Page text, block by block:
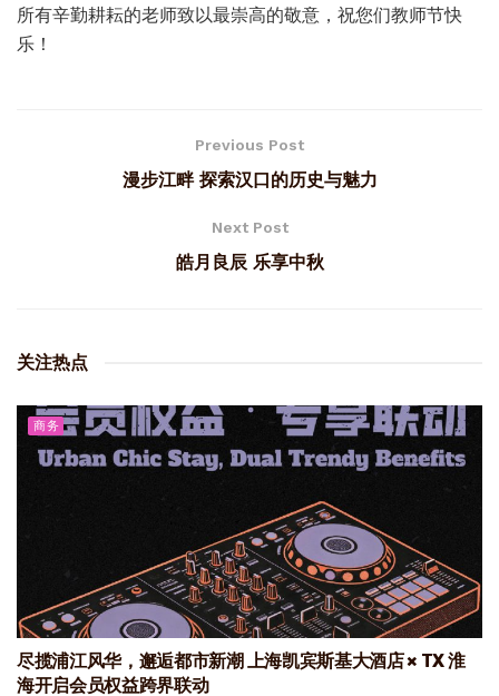
所有辛勤耕耘的老师致以最崇高的敬意，祝您们教师节快
乐！
Previous Post
漫步江畔 探索汉口的历史与魅力
Next Post
皓月良辰 乐享中秋
关注热点
商务
尽揽浦江风华，邂逅都市新潮 上海凯宾斯基大酒店 × TX 淮
海开启会员权益跨界联动